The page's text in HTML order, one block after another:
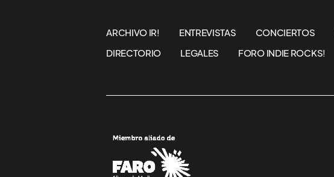
ARCHIVO IR! ENTREVISTAS CONCIERTOS
DIRECTORIO
LEGALES FORO INDIE ROCKS!